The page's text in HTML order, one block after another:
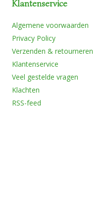
Klantenservice
Algemene voorwaarden
Privacy Policy
Verzenden & retourneren
Klantenservice
Veel gestelde vragen
Klachten
RSS-feed